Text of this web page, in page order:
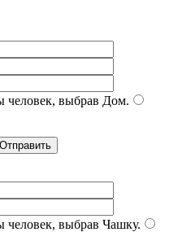
человек, выбрав Дом.
человек, выбрав Чашку.